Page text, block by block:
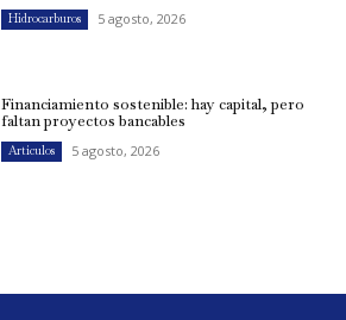
Hidrocarburos 5 agosto, 2026
Financiamiento sostenible: hay capital, pero
faltan proyectos bancables
Artículos 5 agosto, 2026